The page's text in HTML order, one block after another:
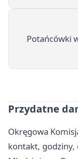
Potańcówki
Przydatne
Okręgowa
kontakt,